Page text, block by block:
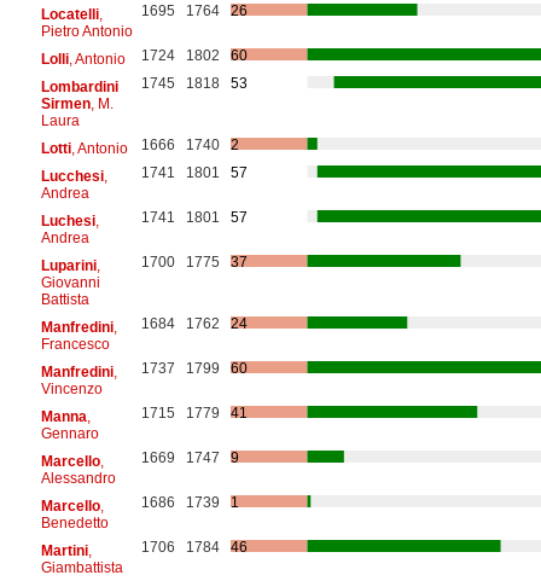
Locatelli,
Pietro Antonio
1695 1764 26
Lolli, Antonio 1724 1802
60
Lombardini
Sirmen, M.
Laura
1745 1818 53
Lotti, Antonio 1666 1740
2
Lucchesi,
Andrea
1741 1801 57
Luchesi,
Andrea
1741 1801 57
Luparini,
Giovanni
Battista
1700 1775 37
Manfredini,
Francesco
1684 1762 24
Manfredini,
Vincenzo
1737 1799 60
Manna
Gennaro
1715 1779 41
Marcello,
Alessandro
1669 1747 9
Marcello,
Benedetto
1686 1739 1
Martini,
Giambattista
1706 1784 46